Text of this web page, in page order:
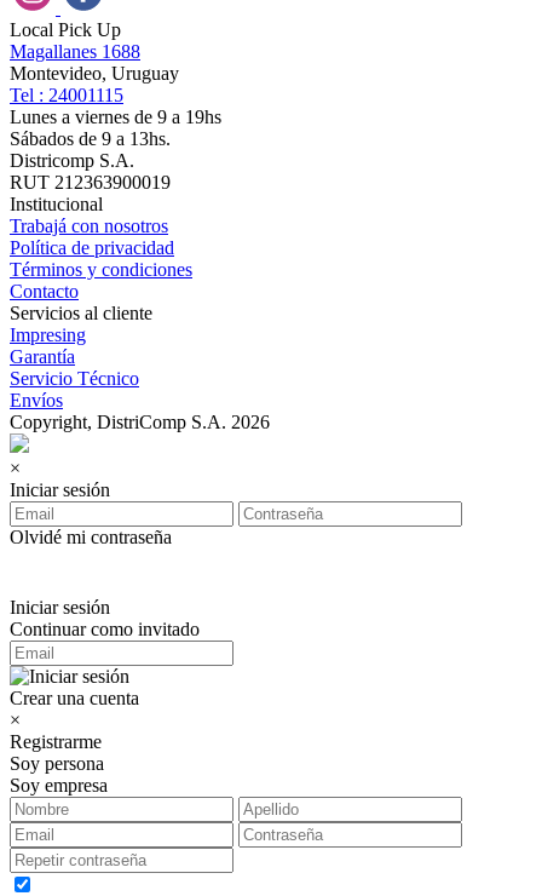
Local Pick Up
Magallanes 1688
Montevideo, Uruguay
Tel : 24001115
Lunes a viernes de 9 a 19hs
Sábados de 9 a 13hs.
Districomp S.A.
RUT 212363900019
Institucional
Trabajá con nosotros
Política de privacidad
Términos y condiciones
Contacto
Servicios al cliente
Impresing
Garantía
Servicio Técnico
Envíos
Copyright, DistriComp S.A. 2026
×
Iniciar sesión
Olvidé mi contraseña
Iniciar sesión
Continuar como invitado
Crear una cuenta
×
Registrarme
Soy persona
Soy empresa